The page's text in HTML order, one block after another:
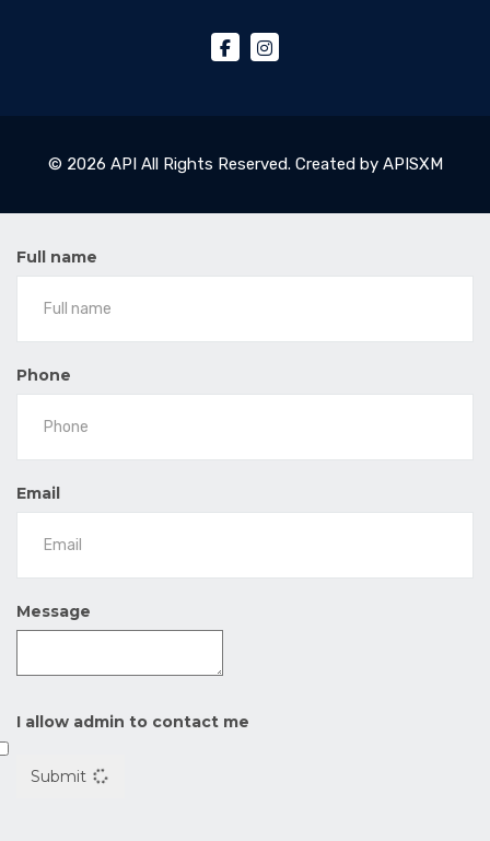
© 2026 API All Rights Reserved. Created by APISXM
Full name
Phone
Email
Message
I allow admin to contact me
Submit